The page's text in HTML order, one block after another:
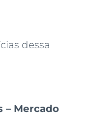
dessa
– Mercado